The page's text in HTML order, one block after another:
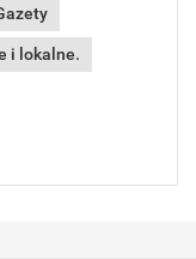
i lokalne.